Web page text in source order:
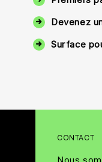
Devenez
Surface
CONTACT
Nous